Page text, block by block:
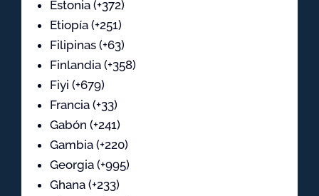
Estonia (+372)
Etiopía (+251)
Filipinas (+63)
Finlandia (+358)
Fiyi (+679)
Francia (+33)
Gabón (+241)
Gambia (+220)
Georgia (+995)
Ghana (+233)